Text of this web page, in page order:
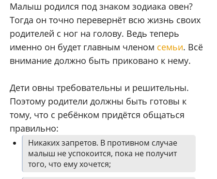
Малыш родился под знаком зодиака овен?
Тогда он точно перевернёт всю жизнь своих
родителей с ног на голову. Ведь теперь
именно он будет главным членом семьи. Всё
внимание должно быть приковано к нему.
Дети овны требовательны и решительны.
Поэтому родители должны быть готовы к
тому, что с ребёнком придётся общаться
правильно:
Никаких запретов. В противном случае
малыш не успокоится, пока не получит
того, что ему хочется;